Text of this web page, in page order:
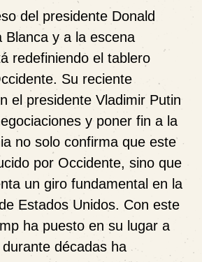
del presidente Donald
Blanca y a la escena
redefiniendo el tablero
Su reciente
el presidente Vladimir Putin
y poner fin a la
no solo confirma que este
por Occidente, sino que
un giro fundamental en la
Estados Unidos. Con este
ha puesto en su lugar a
décadas ha